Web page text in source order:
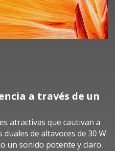
a través de un
atractivas que cautivan a
de altavoces de 30 W
un sonido potente y claro.